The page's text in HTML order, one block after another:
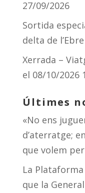
27/09/2026
Sortida
delta de
Xerrada –
el 08/10/2026
Últimes
«No ens
d’aterratge;
que volem
La Plataforma
que la